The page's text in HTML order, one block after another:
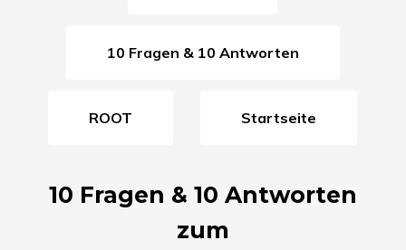
10 Fragen & 10 Antworten
ROOT Startseite
10 Fragen & 10 Antworten
zum